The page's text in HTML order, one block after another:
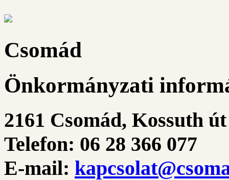
Csomád
Önkormányzati
2161 Csomád, Kossuth
Telefon: 06 28 366 077
E-mail: